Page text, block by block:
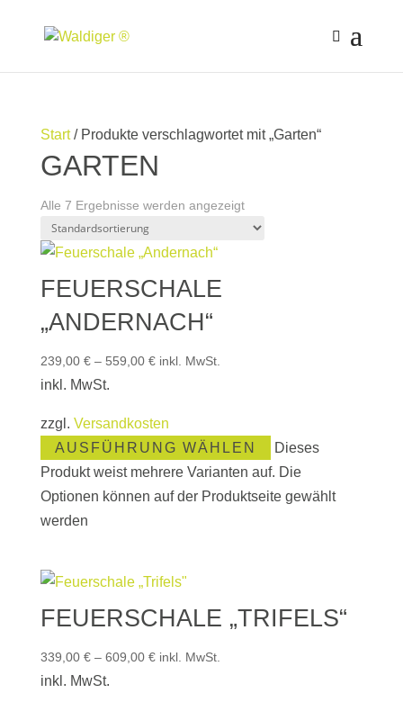
Start/ Produkte verschlagwortet mit „Garten“
GARTEN
Alle 7 Ergebnisse werden angezeigt
FEUERSCHALE
„ANDERNACH“
239,00 €– 559,00 € inkl. MwSt.
inkl. MwSt.
zzgl. Versandkosten
AUSFÜHRUNG WÄHLEN
Dieses
Produkt weist mehrere Varianten auf. Die
Optionen können auf der Produktseite gewählt
werden
FEUERSCHALE „TRIFELS“
339,00 €– 609,00 € inkl. MwSt.
inkl. MwSt.